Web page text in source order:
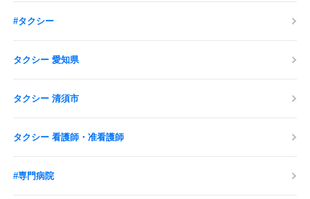
#タクシー
タクシー 愛知県
タクシー 清須市
タクシー 看護師・准看護師
#専門病院